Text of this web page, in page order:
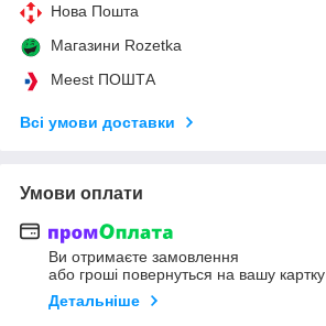
Нова Пошта
Магазини Rozetka
Meest ПОШТА
Всі умови доставки
Умови оплати
Ви отримаєте замовлення
або гроші повернуться на вашу картку
Детальніше